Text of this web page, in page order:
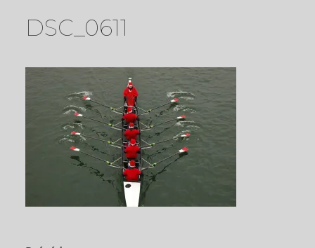
DSC_0611